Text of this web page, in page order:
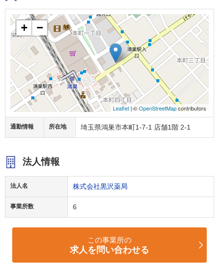
+ −
Leaflet| ©OpenStreetMapcontributors
通勤情報 所在地 埼玉県鴻巣市本町1-7-1 店舗1階 2-1
法人情報
法人名 株式会社黒沢薬局
事業所数 6
この事業所の
求人を問い合わせる